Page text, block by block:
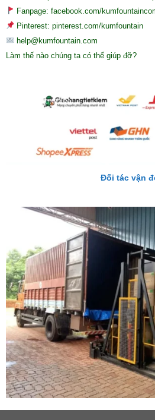
Fanpage: facebook.com/
Pinterest: pinterest.com/kumfountain
help@kumfountain.com
Làm thế nào chúng ta có thể giúp đỡ?
Đối tác vận